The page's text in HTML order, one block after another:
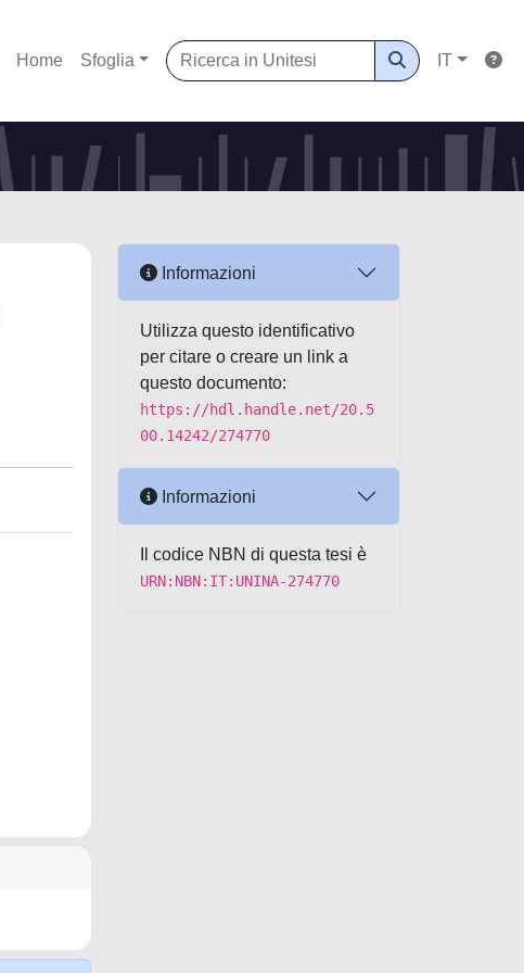
Home Sfoglia IT
Informazioni
Utilizza questo identificativo
per citare o creare un link a
questo documento:
https://hdl.handle.net/20.5
00.14242/274770
Informazioni
Il codice NBN di questa tesi è
URN:NBN:IT:UNINA-274770